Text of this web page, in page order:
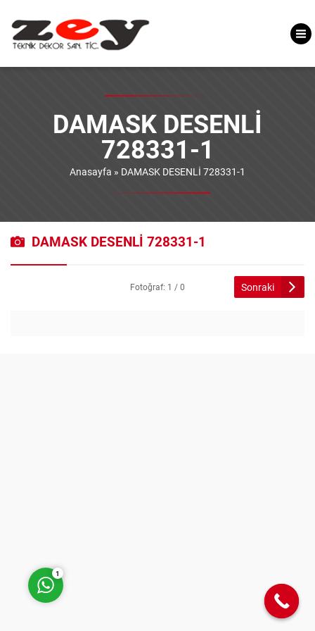
DAMASK DESENLİ
728331-1
Anasayfa » DAMASK DESENLİ 728331-1
DAMASK DESENLİ 728331-1
Fotoğraf: 1 / 0 Sonraki
1